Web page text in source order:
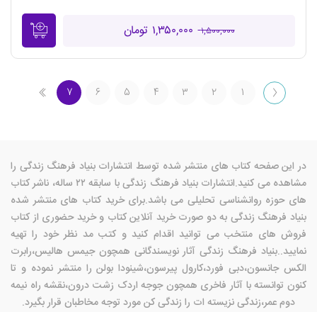
۱,۵۰۰,۰۰۰ ۱,۳۵۰,۰۰۰ تومان
۱ ۲ ۳ ۴ ۵ ۶ ۷
در این صفحه کتاب های منتشر شده توسط انتشارات بنیاد فرهنگ زندگی را
مشاهده می کنید.انتشارات بنیاد فرهنگ زندگی با سابقه ۲۲ ساله، ناشر کتاب
های حوزه روانشناسی تحلیلی می باشد.برای خرید کتاب های منتشر شده
بنیاد فرهنگ زندگی به دو صورت خرید آنلاین کتاب و خرید حضوری از کتاب
فروش های منتخب می توانید اقدام کنید و کتب مد نظر خود را تهیه
نمایید..بنیاد فرهنگ زندگی آثار نویسندگانی همچون جیمس هالیس،رابرت
الکس جانسون،دبی فورد،کارول پیرسون،شینودا بولن را منتشر نموده و تا
کنون توانسته با آثار فاخری همچون جوجه اردک زشت درون،نقشه راه نیمه
دوم عمر،زندگی نزیسته ات را زندگی کن مورد توجه مخاطبان قرار بگیرد.